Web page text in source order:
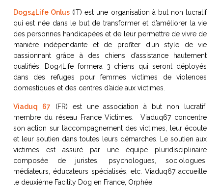
Gerrit Martens| Co-fondateur,
Kay Botte|Formatrice,
Dre. Sara Volpi| Éthologue,
14:45 – 15:15
L’importance de FYDO :
Dr Conor O’Mahony|
(Irlande)
15:15 – 15:45 Pause café
15:45 – 16:45
L’avenir de FYDO
Modérateur :
Levent Altan
Axelle de Laforcade|
l’aide aux victimes et de la
Dogs4Life Onlus (IT) est une organisation à but non lucratif
qui est née dans le but de transformer et d’améliorer la vie
des personnes handicapées et de leur permettre de vivre de
manière indépendante et de profiter d’un style de vie
passionnant grâce à des chiens d’assistance hautement
qualifiés. Dog4Life formera 3 chiens qui seront déployés
dans des refuges pour femmes victimes de violences
domestiques et des centres d’aide aux victimes.
Viaduq 67 (FR) est une association à but non lucratif,
membre du réseau France Victimes. Viaduq67 concentre
son action sur l’accompagnement des victimes, leur écoute
et leur soutien dans toutes leurs démarches. Le soutien aux
victimes est assuré par une équipe pluridisciplinaire
composée de juristes, psychologues, sociologues,
médiateurs, éducateurs spécialisés, etc. Viaduq67 accueille
le deuxième Facility Dog en France, Orphée.